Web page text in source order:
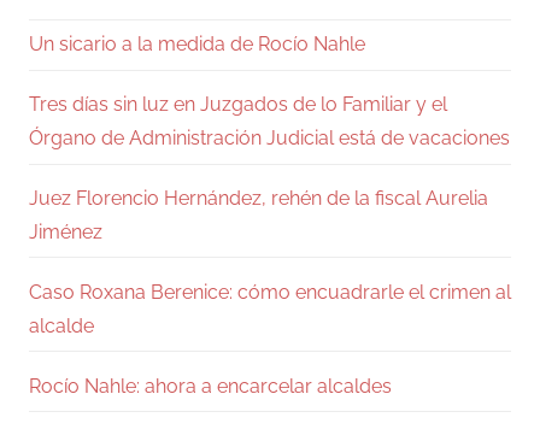
Un sicario a la medida de Rocío Nahle
Tres días sin luz en Juzgados de lo Familiar y el
Órgano de Administración Judicial está de vacaciones
Juez Florencio Hernández, rehén de la fiscal Aurelia
Jiménez
Caso Roxana Berenice: cómo encuadrarle el crimen al
alcalde
Rocío Nahle: ahora a encarcelar alcaldes